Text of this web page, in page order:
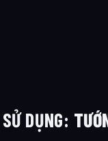
DỤNG: